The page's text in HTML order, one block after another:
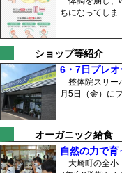
ちになってし
ショップ等紹介
6・7日プレ
整体院スリー
月5日（金）に
オーガニック給食
自然の力で
大崎町の全小